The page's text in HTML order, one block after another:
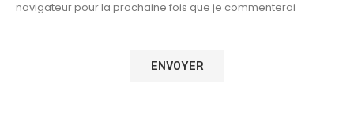
navigateur pour la prochaine fois que je commenterai